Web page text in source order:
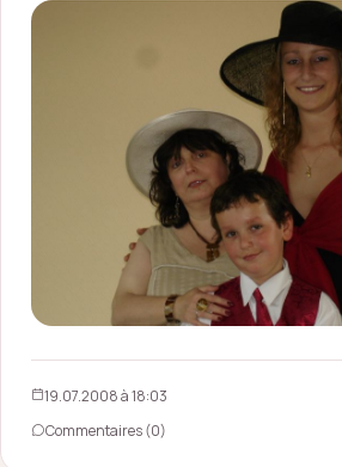
19.07.2008 à 18:03
Commentaires (0)